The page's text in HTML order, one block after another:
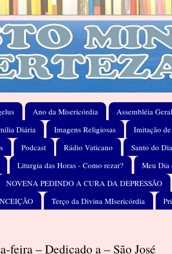
Ano da Misericórdia Assembléia
Diária
Imagens Religiosas Imitação
Podcast Rádio Vaticano Santo do Dia
Liturgia das Horas - Como rezar?
Meu Dia
NOVENA PEDINDO A CURA DA DEPRESSÃO
Terço da Divina MIsericórdia
feira – Dedicado a – São José